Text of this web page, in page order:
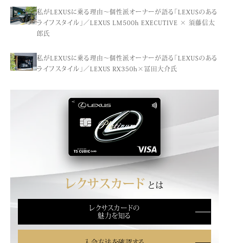
私がLEXUSに乗る理由〜個性派オーナーが語る「LEXUSのある
ライフスタイル」／LEXUS LM500h EXECUTIVE × 須藤信太
郎氏
私がLEXUSに乗る理由〜個性派オーナーが語る「LEXUSのある
ライフスタイル」／LEXUS RX350h×冨田大介氏
レクサスカード とは
レクサスカードの
魅力を知る